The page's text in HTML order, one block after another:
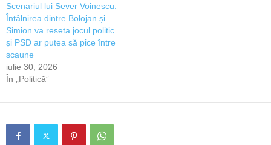
Scenariul lui Sever Voinescu:
Întâlnirea dintre Bolojan și
Simion va reseta jocul politic
și PSD ar putea să pice între
scaune
iulie 30, 2026
În „Politică”